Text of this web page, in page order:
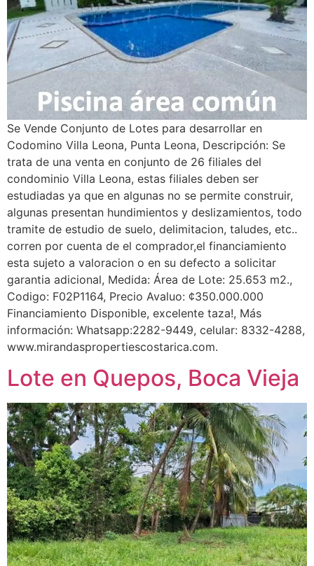
Se Vende Conjunto de Lotes para desarrollar en
Codomino Villa Leona, Punta Leona, Descripción: Se
trata de una venta en conjunto de 26 filiales del
condominio Villa Leona, estas filiales deben ser
estudiadas ya que en algunas no se permite construir,
algunas presentan hundimientos y deslizamientos, todo
tramite de estudio de suelo, delimitacion, taludes, etc..
corren por cuenta de el comprador,el financiamiento
esta sujeto a valoracion o en su defecto a solicitar
garantia adicional, Medida: Área de Lote: 25.653 m2.,
Codigo: F02P1164, Precio Avaluo: ¢350.000.000
Financiamiento Disponible, excelente taza!, Más
información: Whatsapp:2282-9449, celular: 8332-4288,
www.mirandaspropertiescostarica.com.
Lote en Quepos, Boca Vieja